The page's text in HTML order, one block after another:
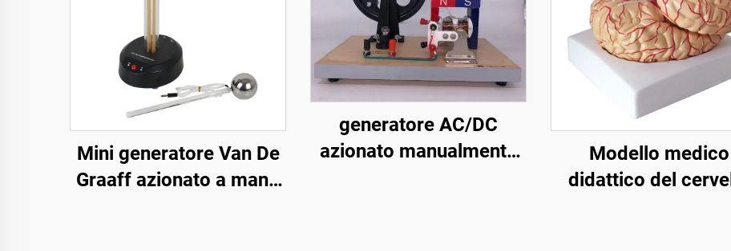
Mini generatore Van De
Graaff azionato a mano
generatore AC/DC
azionato manualmente
Modello medico
didattico del